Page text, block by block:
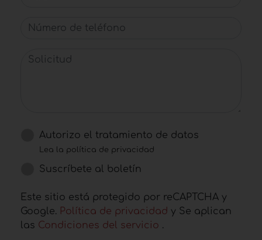
Número de teléfono
Solicitud
Autorizo ​​el tratamiento de datos
Lea la política de privacidad
Suscríbete al boletín
Este sitio está protegido por reCAPTCHA y
Google. Política de privacidad y Se aplican
las Condiciones del servicio .